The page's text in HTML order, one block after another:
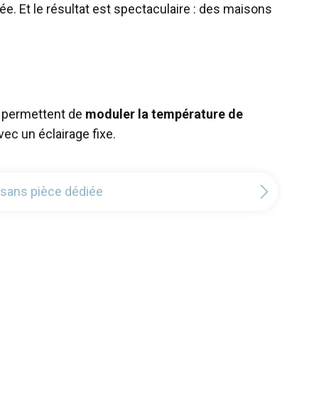
Et le résultat est spectaculaire : des maisons
de moduler la température de
un éclairage fixe.
pièce dédiée